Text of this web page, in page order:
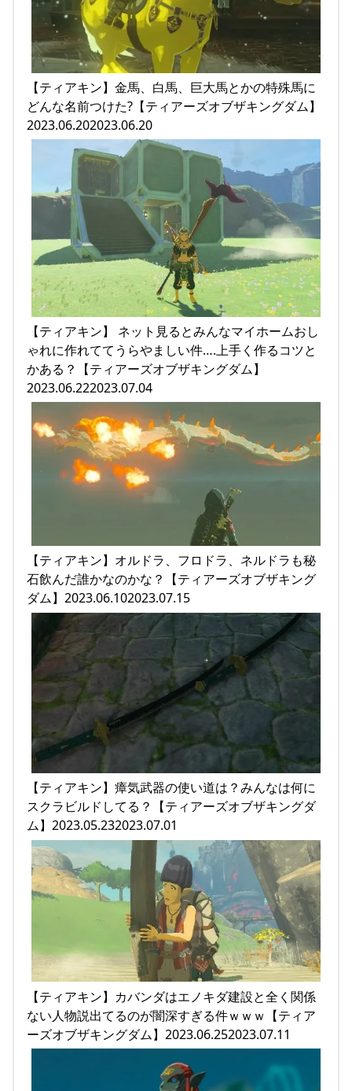
【ティアキン】金馬、白馬、巨大馬とかの特殊馬に
どんな名前つけた?【ティアーズオブザキングダム】
2023.06.202023.06.20
【ティアキン】 ネット見るとみんなマイホームおし
ゃれに作れててうらやましい件….上手く作るコツと
かある？【ティアーズオブザキングダム】
2023.06.222023.07.04
【ティアキン】オルドラ、フロドラ、ネルドラも秘
石飲んだ誰かなのかな？【ティアーズオブザキング
ダム】2023.06.102023.07.15
【ティアキン】瘴気武器の使い道は？みんなは何に
スクラビルドしてる？【ティアーズオブザキングダ
ム】2023.05.232023.07.01
【ティアキン】カバンダはエノキダ建設と全く関係
ない人物説出てるのが闇深すぎる件ｗｗｗ【ティア
ーズオブザキングダム】2023.06.252023.07.11